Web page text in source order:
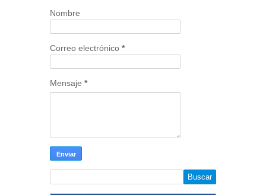
Nombre
Correo electrónico *
Mensaje *